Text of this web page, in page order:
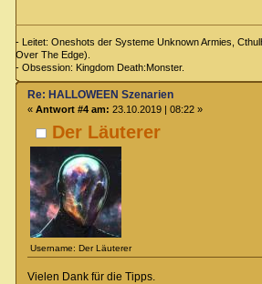
- Leitet: Oneshots der Systeme Unknown Armies,
Over The Edge).
- Obsession: Kingdom Death:Monster.
Der Läuterer
Username: Der Läuterer
Re: HALLOWEEN Szenarien
« Antwort #4 am: 23.10.2019 | 08:22 »
Vielen Dank für die Tipps.